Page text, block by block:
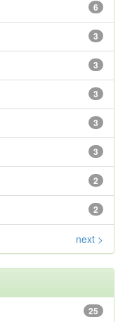
6
3
3
3
3
3
2
2
next >
25